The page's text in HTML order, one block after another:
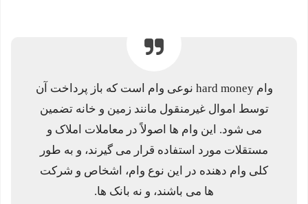
وام hard money نوعی وام است که باز پرداخت آن
توسط اموال غیرمنقول مانند زمین و خانه تضمین
می شود. این وام ها اصولاً در معاملات املاک و
مستقلات مورد استفاده قرار می گیرند، و به طور
کلی وام دهنده در این نوع وام، اشخاص و شرکت
ها می باشند، و نه بانک ها.